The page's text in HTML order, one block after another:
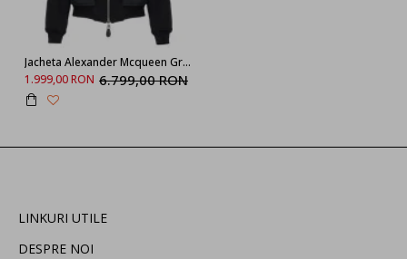
Jacheta Alexander Mcqueen Graffiti Insert
1.999,00 RON 6.799,00 RON
LINKURI UTILE
DESPRE NOI